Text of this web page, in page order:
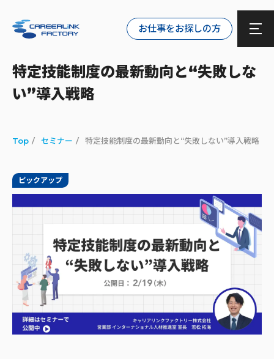
お仕事をお探しの方
特定技能制度の最新動向と“失敗しな
い”導入戦略
Top セミナー 特定技能制度の最新動向と“失敗しない”導入戦略
ピックアップ